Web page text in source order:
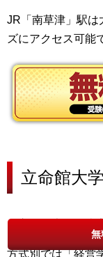
JR「南草津」駅は
ズにアクセス可能
立命館大
方式別では「経営
無